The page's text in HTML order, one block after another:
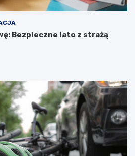
Bezpieczne lato z strażą